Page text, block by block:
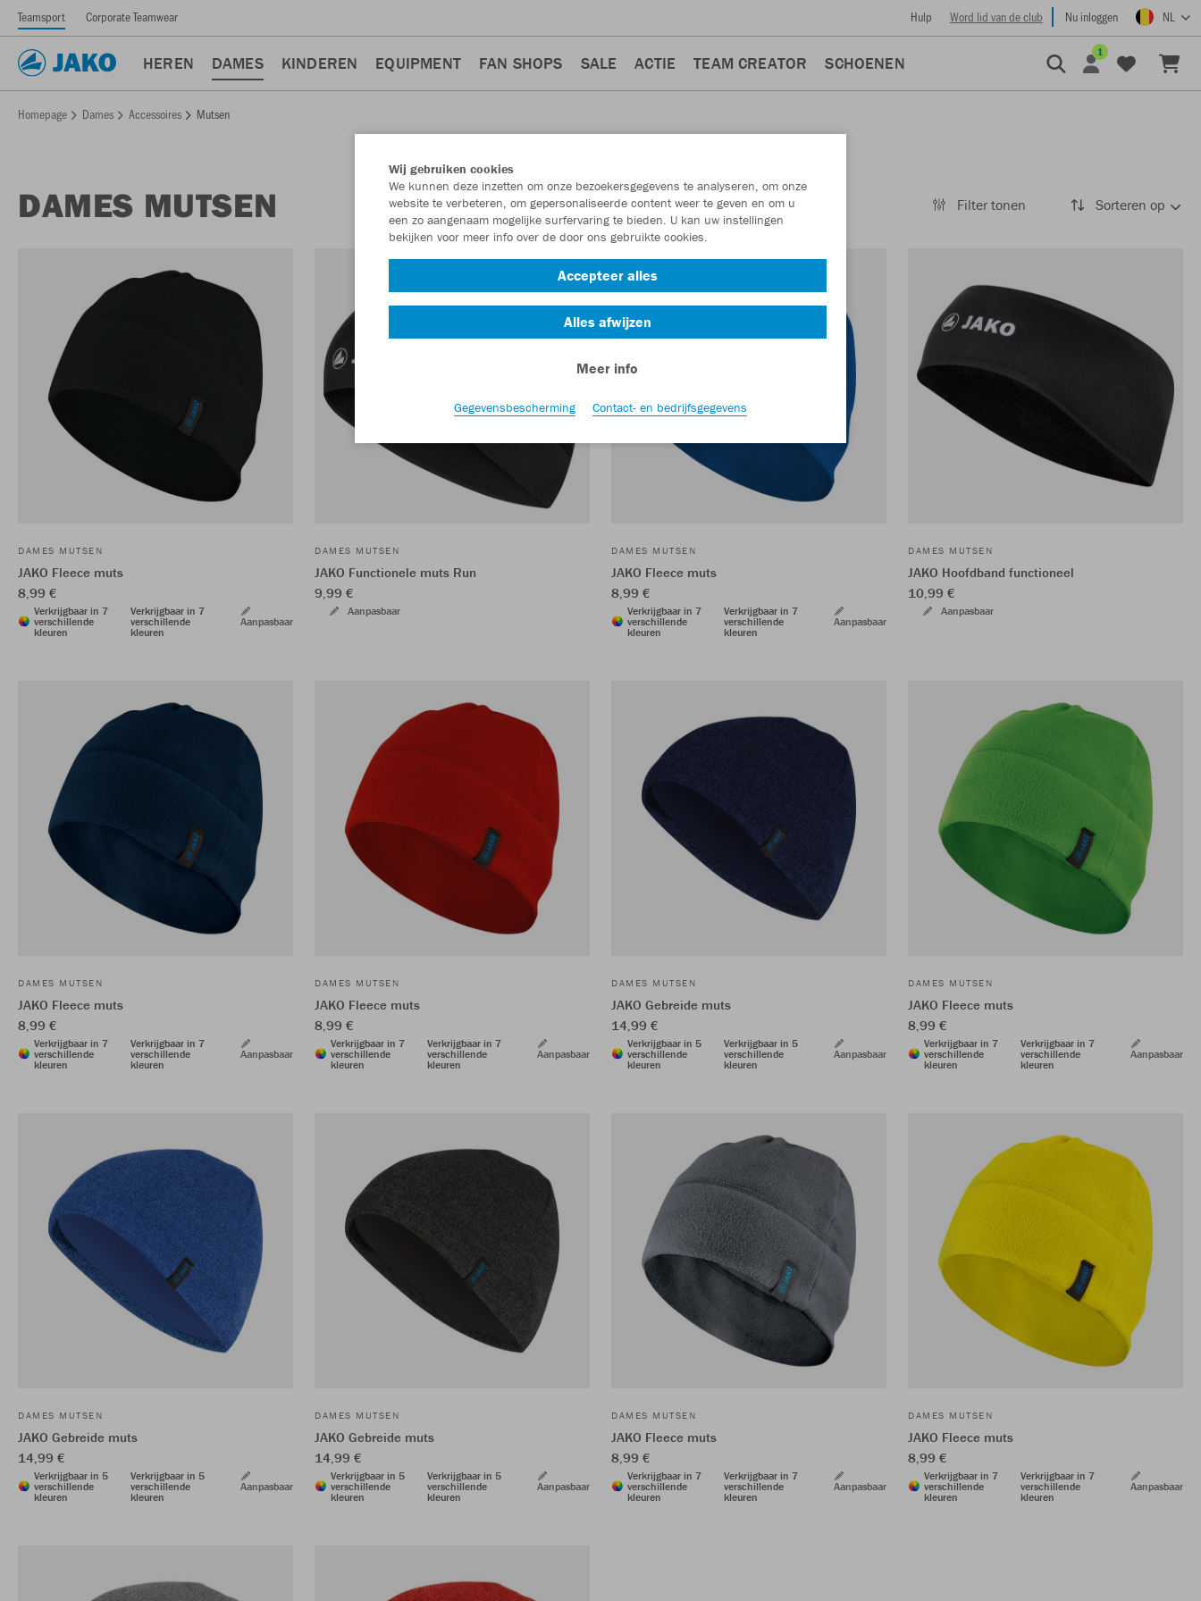
Teamsport Corporate Teamwear Hulp Word lid van de club Nu inloggen NL
HEREN DAMES KINDEREN EQUIPMENT FAN SHOPS SALE ACTIE TEAM CREATOR SCHOENEN
1
Homepage Dames Accessoires Mutsen
DAMES MUTSEN Filter tonen Sorteren op
DAMES MUTSEN
JAKO Fleece muts
8,99 €
Verkrijgbaar in 7
verschillende
kleuren
Verkrijgbaar in 7
verschillende
kleuren
Aanpasbaar
DAMES MUTSEN
JAKO Functionele muts Run
9,99 €
Aanpasbaar
DAMES MUTSEN
JAKO Fleece muts
8,99 €
Verkrijgbaar in 7
verschillende
kleuren
Verkrijgbaar in 7
verschillende
kleuren
Aanpasbaar
DAMES MUTSEN
JAKO Hoofdband functioneel
10,99 €
Aanpasbaar
DAMES MUTSEN
JAKO Fleece muts
8,99 €
Verkrijgbaar in 7
verschillende
kleuren
Verkrijgbaar in 7
verschillende
kleuren
Aanpasbaar
DAMES MUTSEN
JAKO Fleece muts
8,99 €
Verkrijgbaar in 7
verschillende
kleuren
Verkrijgbaar in 7
verschillende
kleuren
Aanpasbaar
DAMES MUTSEN
JAKO Gebreide muts
14,99 €
Verkrijgbaar in 5
verschillende
kleuren
Verkrijgbaar in 5
verschillende
kleuren
Aanpasbaar
DAMES MUTSEN
JAKO Fleece muts
8,99 €
Verkrijgbaar in 7
verschillende
kleuren
Verkrijgbaar in 7
verschillende
kleuren
Aanpasbaar
DAMES MUTSEN
JAKO Gebreide muts
14,99 €
Verkrijgbaar in 5
verschillende
kleuren
Verkrijgbaar in 5
verschillende
kleuren
Aanpasbaar
DAMES MUTSEN
JAKO Gebreide muts
14,99 €
Verkrijgbaar in 5
verschillende
kleuren
Verkrijgbaar in 5
verschillende
kleuren
Aanpasbaar
DAMES MUTSEN
JAKO Fleece muts
8,99 €
Verkrijgbaar in 7
verschillende
kleuren
Verkrijgbaar in 7
verschillende
kleuren
Aanpasbaar
DAMES MUTSEN
JAKO Fleece muts
8,99 €
Verkrijgbaar in 7
verschillende
kleuren
Verkrijgbaar in 7
verschillende
kleuren
Aanpasbaar
Wij gebruiken cookies
We kunnen deze inzetten om onze bezoekersgegevens te analyseren, om onze
website te verbeteren, om gepersonaliseerde content weer te geven en om u
een zo aangenaam mogelijke surfervaring te bieden. U kan uw instellingen
bekijken voor meer info over de door ons gebruikte cookies.
Accepteer alles
Alles afwijzen
Meer info
Gegevensbescherming Contact- en bedrijfsgegevens